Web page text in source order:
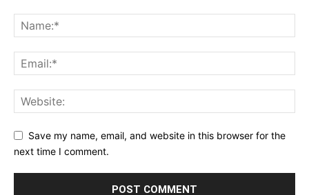
Save my name, email, and website in this browser for the
next time I comment.